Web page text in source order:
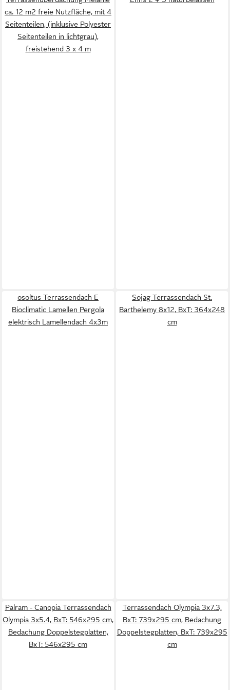
ca. 12 m2 freie Nutzfläche, mit 4
Seitenteilen, (inklusive Polyester
Seitenteilen in lichtgrau),
freistehend 3 x 4 m
osoltus Terrassendach E
Bioclimatic Lamellen Pergola
elektrisch Lamellendach 4x3m
Sojag Terrassendach St.
Barthelemy 8x12, BxT: 364x248
cm
Palram - Canopia Terrassendach
Olympia 3x5.4, BxT: 546x295 cm,
Bedachung Doppelstegplatten,
BxT: 546x295 cm
Terrassendach Olympia 3x7.3,
BxT: 739x295 cm, Bedachung
Doppelstegplatten, BxT: 739x295
cm